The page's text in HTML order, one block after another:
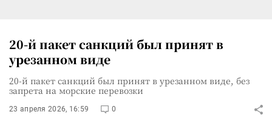
20-й пакет санкций был принят в
урезанном виде
20-й пакет санкций был принят в урезанном виде, без
запрета на морские перевозки
23 апреля 2026, 16:59 0